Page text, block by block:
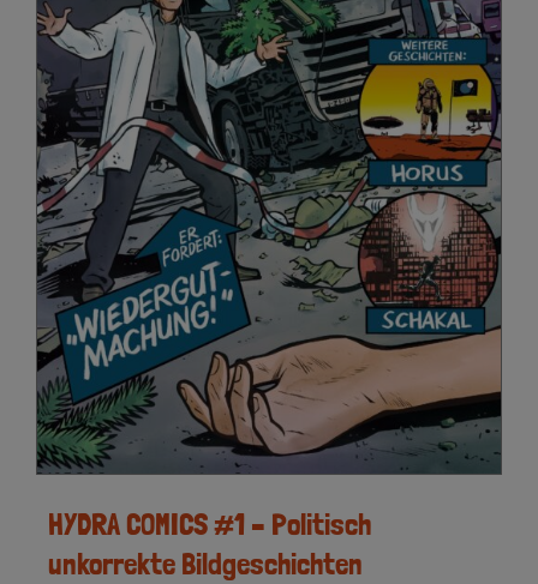
HYDRA COMICS #1 – Politisch
unkorrekte Bildgeschichten